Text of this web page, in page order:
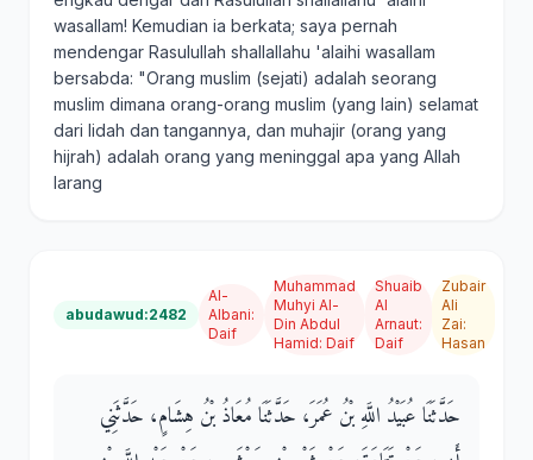
wasallam! Kemudian ia berkata; saya pernah
mendengar Rasulullah shallallahu 'alaihi wasallam
bersabda: "Orang muslim (sejati) adalah seorang
muslim dimana orang-orang muslim (yang lain) selamat
dari lidah dan tangannya, dan muhajir (orang yang
hijrah) adalah orang yang meninggal apa yang Allah
larang
abudawud:2482
Al-
Albani:
Daif
Muhammad
Muhyi Al-
Din Abdul
Hamid: Daif
Shuaib
Al
Arnaut:
Daif
Zubair
Ali
Zai:
Hasan
حَدَّثَنَا عُبَيْدُ اللَّهِ بْنُ عُمَرَ، حَدَّثَنَا مُعَاذُ بْنُ هِشَامٍ، حَدَّثَنِي